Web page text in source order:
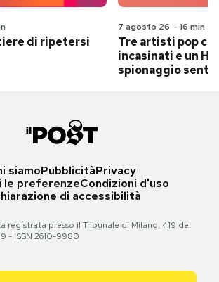
di ripetersi
7 agosto 26 - 16 min
Tre artisti pop
incasinati e un
spionaggio
siamoPubblicitàPrivacy
le preferenzeCondizioni d'uso
di accessibilità
registrata presso il Tribunale di Milano, 419 del
- ISSN 2610-9980